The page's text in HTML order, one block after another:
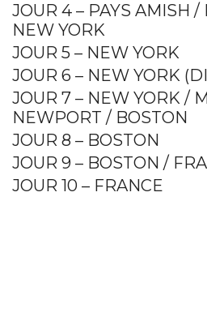
JOUR 4 – PAYS AMISH
NEW YORK
JOUR 5 – NEW YORK
JOUR 6 – NEW YORK
JOUR 7 – NEW YORK /
NEWPORT / BOSTON
JOUR 8 – BOSTON
JOUR 9 – BOSTON /
JOUR 10 – FRANCE